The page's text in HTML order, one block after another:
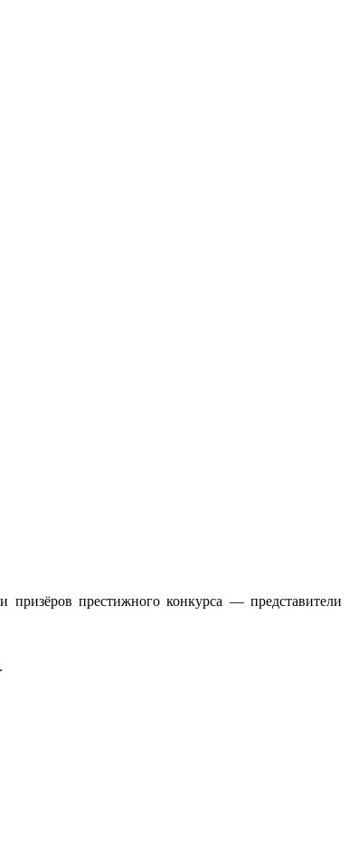
призёров престижного конкурса — представители